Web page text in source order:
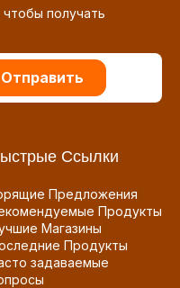
получать
Отправить
Ссылки
Предложения
Продукты
Магазины
Продукты
задаваемые